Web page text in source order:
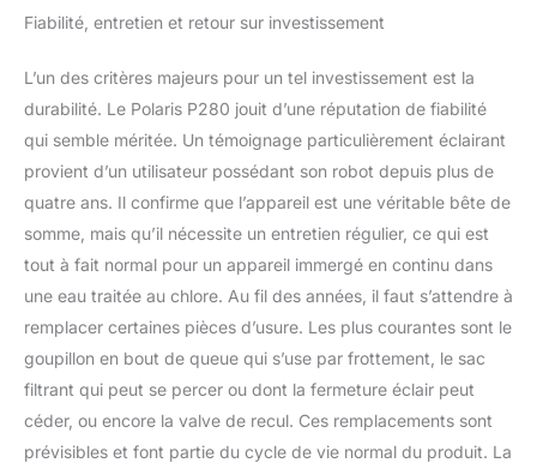
Fiabilité, entretien et retour sur investissement
L’un des critères majeurs pour un tel investissement est la
durabilité. Le Polaris P280 jouit d’une réputation de fiabilité
qui semble méritée. Un témoignage particulièrement éclairant
provient d’un utilisateur possédant son robot depuis plus de
quatre ans. Il confirme que l’appareil est une véritable bête de
somme, mais qu’il nécessite un entretien régulier, ce qui est
tout à fait normal pour un appareil immergé en continu dans
une eau traitée au chlore. Au fil des années, il faut s’attendre à
remplacer certaines pièces d’usure. Les plus courantes sont le
goupillon en bout de queue qui s’use par frottement, le sac
filtrant qui peut se percer ou dont la fermeture éclair peut
céder, ou encore la valve de recul. Ces remplacements sont
prévisibles et font partie du cycle de vie normal du produit. La